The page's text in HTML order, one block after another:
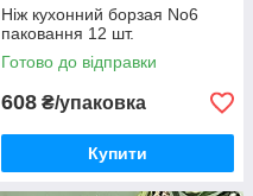
Ніж кухонний борзая No6
паковання 12 шт.
Готово до відправки
608 ₴/упаковка
Купити